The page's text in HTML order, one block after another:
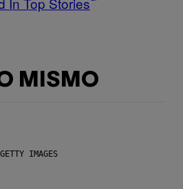
MISMO
IMAGES